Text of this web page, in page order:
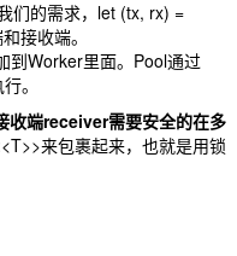
的需求， let (tx, rx) =
接收端。
到Worker里面。Pool通过
。
收端receiver需要安全的在多
来包裹起来，也就是用锁